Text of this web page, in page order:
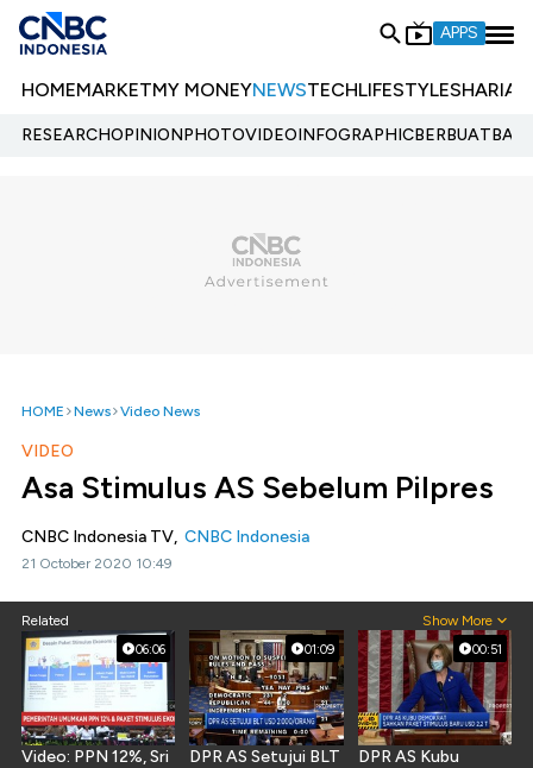
APPS
HOMEMARKETMY MONEYNEWSTECHLIFESTYLESHARIA
RESEARCHOPINIONPHOTOVIDEOINFOGRAPHIC
HOME News Video News
VIDEO
Asa Stimulus AS Sebelum Pilpres
CNBC Indonesia TV, CNBC Indonesia
21 October 2020 10:49
Related Show More
06:06
Video: PPN 12%, Sri
01:09
DPR AS Setujui BLT
00:51
DPR AS Kubu